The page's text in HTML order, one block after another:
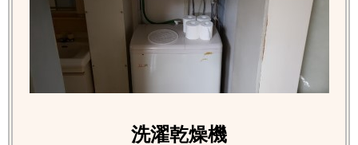
洗濯乾燥機